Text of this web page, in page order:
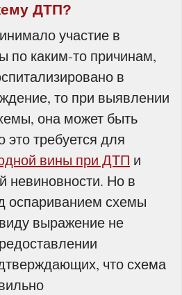
ДТП?
участие в
по каким-то причинам,
в
то при выявлении
она может быть
это требуется для
вины при ДТП и
невиновности. Но в
оспариванием схемы
выражение не
что схема